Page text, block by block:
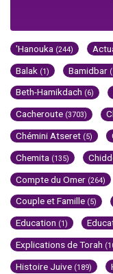
'Hanouka (244)
Balak (1) Bamidbar
Beth-Hamikdach (6)
Cacheroute (3703)
Chémini Atseret (5)
Chemita (135)
Compte du Omer (264)
Couple et Famille (5)
Education (1)
Explications de Torah
Histoire Juive (189)